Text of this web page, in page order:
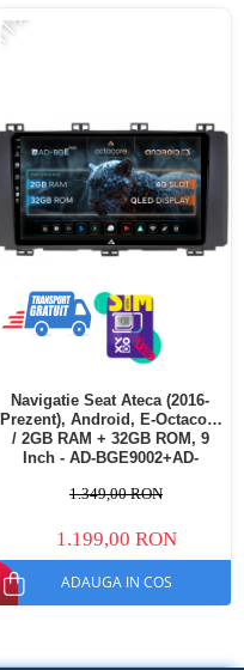
-11%
Navigatie Seat Ateca (2016-
Prezent), Android, E-Octacore
/ 2GB RAM + 32GB ROM, 9
Inch - AD-BGE9002+AD-
1.349,00 RON
1.199,00 RON
ADAUGA IN COS